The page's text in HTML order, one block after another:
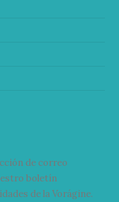
de correo
boletín
de la Vorágine.